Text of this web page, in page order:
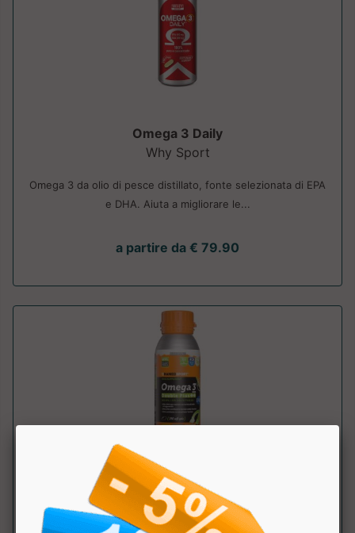
Omega 3 Daily
Why Sport
Omega 3 da olio di pesce distillato, fonte selezionata di EPA
e DHA. Aiuta a migliorare le...
a partire da € 79.90
Omega 3 Double Plus
Named Sport
Integratore alimentare di Acidi Grassi Omega3 EPA e DHA.